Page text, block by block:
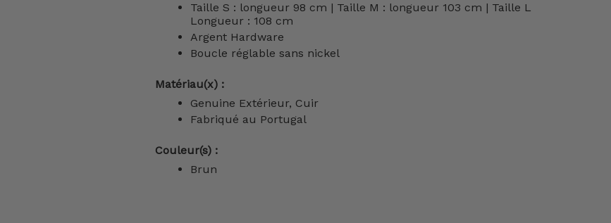
Taille S : longueur 98 cm | Taille M : longueur 103 cm | Taille L
Longueur : 108 cm
Argent Hardware
Boucle réglable sans nickel
Matériau(x) :
Genuine Extérieur, Cuir
Fabriqué au Portugal
Couleur(s) :
Brun